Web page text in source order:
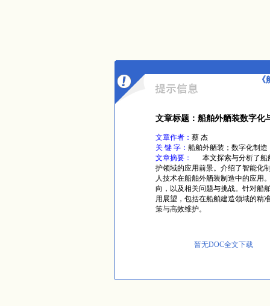
文章标题：船舶外舾装数字化
文章作者： 蔡 杰
关 键 字： 船舶外舾装；数字化制造
文章摘要：
本文探索与分析了船
护领域的应用前景。介绍了智能化
人技术在船舶外舾装制造中的应用
向，以及相关问题与挑战。针对船
用展望，包括在船舶建造领域的精
策与高效维护。
暂无DOC全文下载